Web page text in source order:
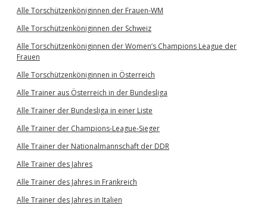
Alle Torschützenköniginnen der Frauen-WM
Alle Torschützenköniginnen der Schweiz
Alle Torschützenköniginnen der Women’s Champions League der
Frauen
Alle Torschützenköniginnen in Österreich
Alle Trainer aus Österreich in der Bundesliga
Alle Trainer der Bundesliga in einer Liste
Alle Trainer der Champions-League-Sieger
Alle Trainer der Nationalmannschaft der DDR
Alle Trainer des Jahres
Alle Trainer des Jahres in Frankreich
Alle Trainer des Jahres in Italien